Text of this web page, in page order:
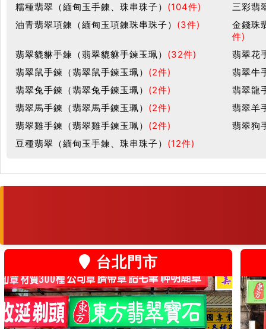
糯種翡翠（緬甸玉手鍊、珠串珠子） (104件)
三彩翡
油青翡翠項鍊（緬甸玉項鍊珠串珠子） (3件)
金錢珠
件)
翡翠貔貅手鍊（翡翠貔貅手鍊玉珮） (32件)
翡翠花
翡翠鼠手鍊（翡翠鼠手鍊玉珮） (2件)
翡翠牛
翡翠兔手鍊（翡翠兔手鍊玉珮） (2件)
翡翠龍
翡翠馬手鍊（翡翠馬手鍊玉珮） (2件)
翡翠羊
翡翠雞手鍊（翡翠雞手鍊玉珮） (2件)
翡翠狗
豆種翡翠（緬甸玉手鍊、珠串珠子） (12件)
台北門市